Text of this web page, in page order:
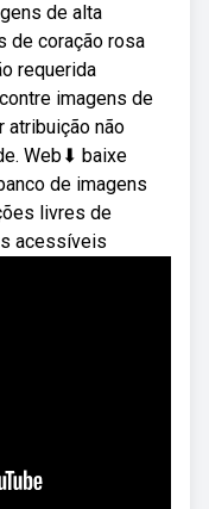
de alta
de coração rosa
requerida
imagens de
atribuição não
Web⬇ baixe
de imagens
livres de
acessíveis